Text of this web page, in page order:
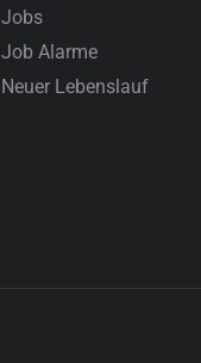
Jobs
Job Alarme
Neuer Lebenslauf